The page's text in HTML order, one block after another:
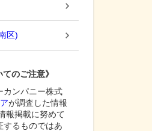
区)
のご注意》
カンパニー株式
が調査した情報
報掲載に努めて
するものではあ